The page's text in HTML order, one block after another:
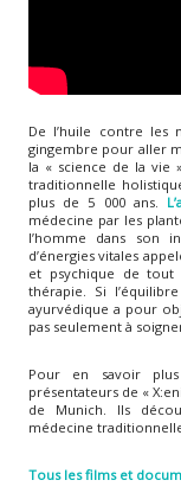
De l’huile contre les
gingembre pour aller
la « science de la vie
traditionnelle
plus de 5 000 ans.
médecine par les
l’homme dans son
d’énergies vitales
et psychique de tout
thérapie. Si
ayurvédique a pour
pas seulement à
Pour en savoir
présentateurs de «
de Munich. Ils
médecine
Tous les films et